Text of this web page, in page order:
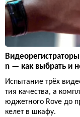
n — как выбрать и
Испытание трёх
тия качества, а
юджетного Rove до
келет в шкафу.